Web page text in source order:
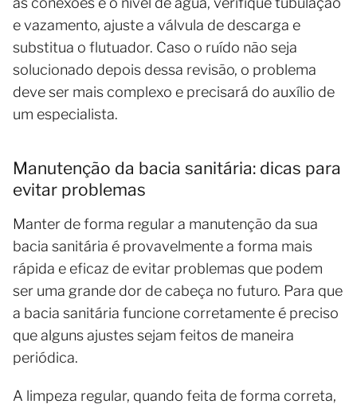
e vazamento, ajuste a válvula de descarga e
substitua o flutuador. Caso o ruído não seja
solucionado depois dessa revisão, o problema
deve ser mais complexo e precisará do auxílio de
um especialista.
Manutenção da bacia sanitária: dicas para
evitar problemas
Manter de forma regular a manutenção da sua
bacia sanitária é provavelmente a forma mais
rápida e eficaz de evitar problemas que podem
ser uma grande dor de cabeça no futuro. Para que
a bacia sanitária funcione corretamente é preciso
que alguns ajustes sejam feitos de maneira
periódica.
A limpeza regular, quando feita de forma correta,